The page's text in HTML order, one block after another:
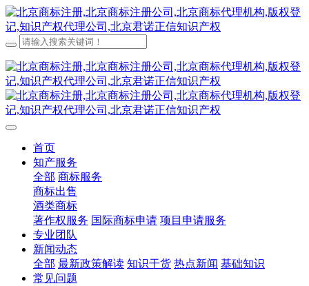
首页
知产服务
全部 商标服务
商标出售
酒类商标
著作权服务 国际商标申请 项目申请服务
专业团队
新闻动态
全部 最新政策解读 知识干货 热点新闻 基础知识
常见问题